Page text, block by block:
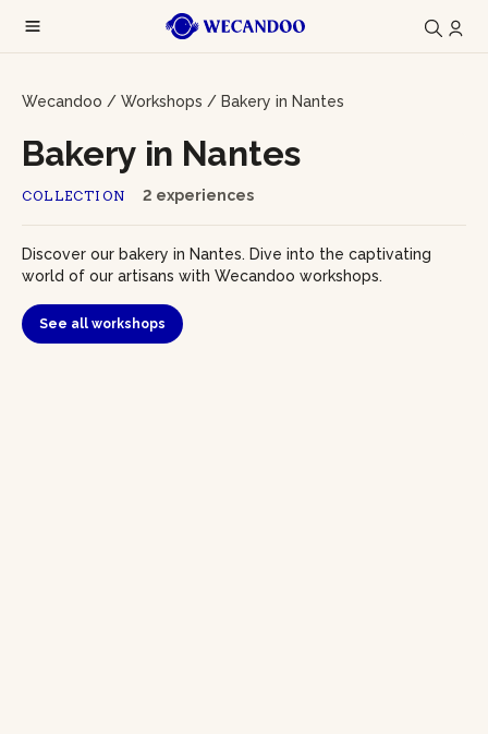
Wecandoo / Workshops / Bakery in Nantes
COLLECTION 2 experiences
Bakery in Nantes
Discover our bakery in Nantes. Dive into the captivating
world of our artisans with Wecandoo workshops.
See all workshops